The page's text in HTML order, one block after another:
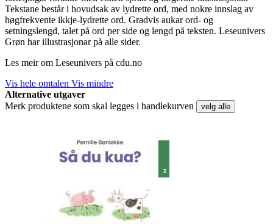
Tekstane består i hovudsak av lydrette ord, med nokre innslag av
høgfrekvente ikkje-lydrette ord. Gradvis aukar ord- og
setningslengd, talet på ord per side og lengd på teksten. Leseunivers
Grøn har illustrasjonar på alle sider.
Les meir om Leseunivers på cdu.no
Vis hele omtalen Vis mindre
Alternative utgaver
Merk produktene som skal legges i handlekurven
velg alle